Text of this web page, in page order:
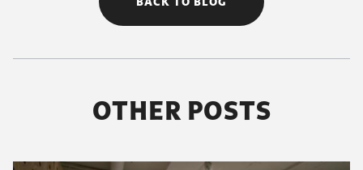
OTHER POSTS